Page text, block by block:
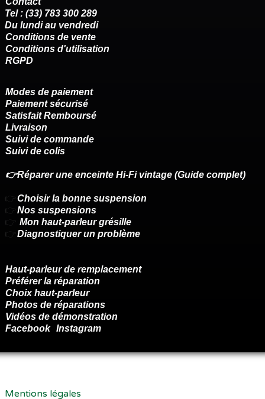
Tel : (33) 783 300 289
Du lundi au vendredi
Conditions de vente
Conditions d'utilisation
RGPD
Modes de paiement
Paiement sécurisé
Satisfait Remboursé
Livraison
Suivi de commande
Suivi de colis
👉Réparer une enceinte Hi-Fi vintage (Guide complet)
👉 Choisir la bonne suspension
👉 Nos suspensions
👉 Mon haut-parleur grésille
👉 Diagnostiquer un problème
Haut-parleur de remplacement
Préférer la réparation
Choix haut-parleur
Photos de réparations
Vidéos de démonstration
Facebook Instagram
Mentions légales